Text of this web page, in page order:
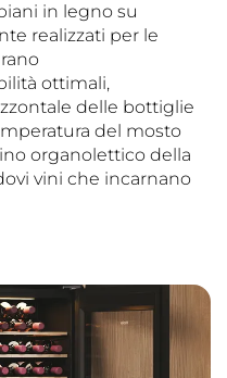
in legno su
realizzati per le
ottimali,
delle bottiglie
del mosto
organolettico della
vini che incarnano